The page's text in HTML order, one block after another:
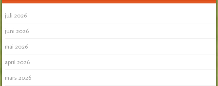
juli 2026
juni 2026
mai 2026
april 2026
mars 2026